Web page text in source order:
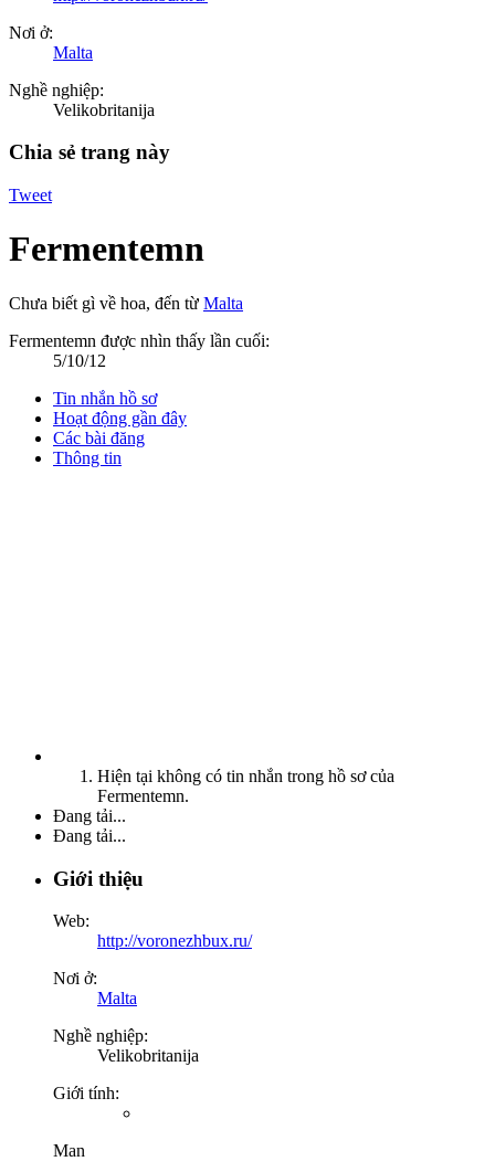
Nơi ở:
Malta
Nghề nghiệp:
Velikobritanija
Chia sẻ trang này
Tweet
Fermentemn
Chưa biết gì về hoa, đến từ Malta
Fermentemn được nhìn thấy lần cuối:
5/10/12
Tin nhắn hồ sơ
Hoạt động gần đây
Các bài đăng
Thông tin
Hiện tại không có tin nhắn trong hồ sơ của
Fermentemn.
Đang tải...
Đang tải...
Giới thiệu
Web:
http://voronezhbux.ru/
Nơi ở:
Malta
Nghề nghiệp:
Velikobritanija
Giới tính:
Man